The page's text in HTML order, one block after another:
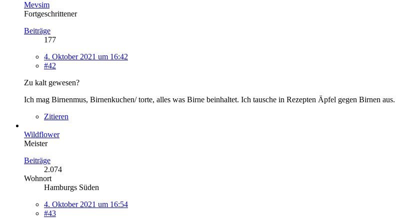
Mevsim
Fortgeschrittener
Beiträge
177
4. Oktober 2021 um 16:42
#42
Zu kalt gewesen?
Ich mag Birnenmus, Birnenkuchen/ torte, alles was Birne beinhaltet. Ich tausche in Rezepten Äpfel gegen Birnen aus.
Zitieren
Wildflower
Meister
Beiträge
2.074
Wohnort
Hamburgs Süden
4. Oktober 2021 um 16:54
#43